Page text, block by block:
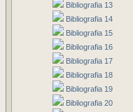
Bibliografia 13
Bibliografia 14
Bibliografia 15
Bibliografia 16
Bibliografia 17
Bibliografia 18
Bibliografia 19
Bibliografia 20